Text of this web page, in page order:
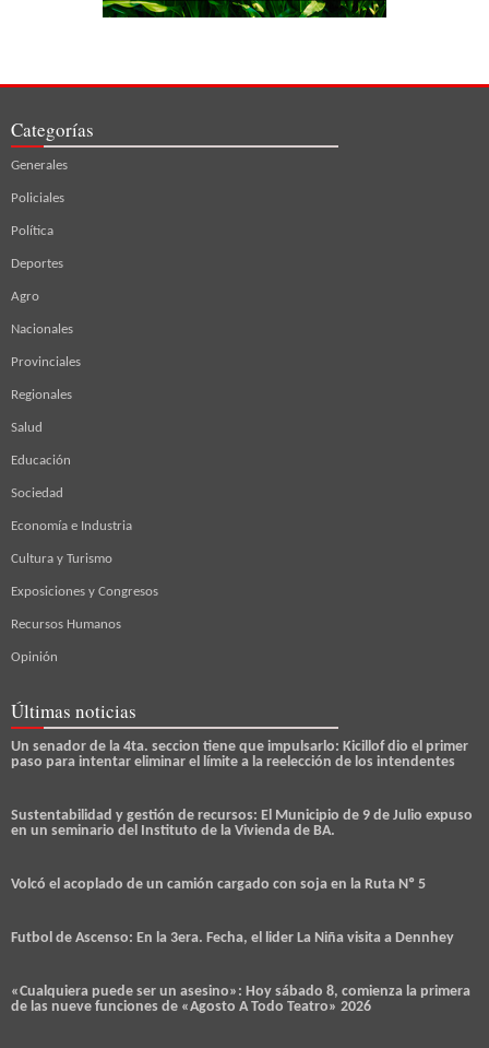
Categorías
Generales
Policiales
Política
Deportes
Agro
Nacionales
Provinciales
Regionales
Salud
Educación
Sociedad
Economía e Industria
Cultura y Turismo
Exposiciones y Congresos
Recursos Humanos
Opinión
Últimas noticias
Un senador de la 4ta. seccion tiene que impulsarlo: Kicillof dio el primer
paso para intentar eliminar el límite a la reelección de los intendentes
Sustentabilidad y gestión de recursos: El Municipio de 9 de Julio expuso
en un seminario del Instituto de la Vivienda de BA.
Volcó el acoplado de un camión cargado con soja en la Ruta Nº 5
Futbol de Ascenso: En la 3era. Fecha, el lider La Niña visita a Dennhey
«Cualquiera puede ser un asesino»: Hoy sábado 8, comienza la primera
de las nueve funciones de «Agosto A Todo Teatro» 2026